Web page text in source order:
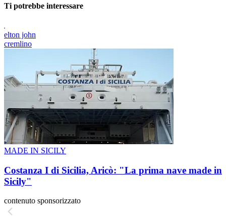
Ti potrebbe interessare
elton john
cremlino
MADE IN SICILY
Costanza I di Sicilia, Aricò: "La prima nave made in
Sicily"
contenuto sponsorizzato